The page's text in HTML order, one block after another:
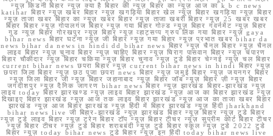
न्यूज़ किडनी बिहार न्यूज़ क्या है बिहार की न्यूज़ बिहार का न्यूज़ आज का k b c news
katihar बिहार न्यूज़ खबर बिहार न्यूज़ खगड़िया बिहार खेल न्यूज़ बिहार खगड़िया न्यूज़ बिहार
न्यूज़ ताजा खबर बिहार का न्यूज़ खबर बिहार न्यूज़ ताजा खबरी बिहार न्यूज़ 25 खबर खबर
बिहार बिहार न्यूज़ गोपालगंज बिहार न्यूज़ गया बिहार गोल्ड न्यूज़ बिहार गवर्नमेंट न्यूज़ बिहार
गुड न्यूज़ बिहार गोरखपुर न्यूज़ बिहार न्यूज़ व्हाट्सप्प ग्रुप लिंक गया बिहार न्यूज़ gaya
bihar news बिहार घटना न्यूज़ जी बिहार न्यूज़ गया बिहार न्यूज़ प्रभात खबर bihar da
news bihar da news in hindi dd bihar news बिहार न्यूज़ चैनल बिहार न्यूज़ चैनल
लाइव बिहार न्यूज़ चुनाव बिहार न्यूज़ चाहिए बिहार न्यूज़ चिराग पासवान बिहार न्यूज़ चंपारण
बिहार चौकीदार न्यूज़ बिहार चकिया न्यूज़ बिहार चुनाव न्यूज़ टुडे बिहार चेन्नई न्यूज़ चल बिहार
current bihar news छपरा बिहार न्यूज़ current bihar news in hindi बिहार न्यूज़
छपरा जिला बिहार न्यूज़ छठ पूजा छपरा news बिहार न्यूज़ जमुई बिहार न्यूज़ जयनगर बिहार
न्यूज़ जिला बिहार जी न्यूज़ बिहार जहानाबाद न्यूज़ बिहार जॉब न्यूज़ बिहार ज़ी न्यूज़ बिहार
जगदीशपुर न्यूज़ दैनिक जागरण bihar news बिहार न्यूज़ झारखंड बिहार-झारखंड न्यूज़
लाइव today बिहार झारखण्ड न्यूज़ लाइव बिहार झारखंड न्यूज़ आज का बिहार झारखंड न्यूज़
दिखाइए बिहार झारखंड न्यूज़ आज तक लाइव बिहार झारखंड न्यूज़ आज का ताजा खबर बिहार
झारखंड न्यूज़ आज बिहार झारखंड न्यूज़ हिंदी में बिहार झारखंड न्यूज़ हिंदी jharkhand
bihar news live जी बिहार-झारखंड न्यूज़ झारखंड बिहार न्यूज़ बिहार न्यूज़ टुडे बिहार
न्यूज़ टुडे लाइव बिहार न्यूज़ ट्रेन बिहार टॉप न्यूज़ बिहार टीचर न्यूज़ सुप्रीम कोर्ट बिहार टीचर
न्यूज़ बिहार टीचर न्यूज़ टुडे बिहार शराबबंदी न्यूज़ टुडे बिहार स्कूल न्यूज़ टुडे 2022 टुडे
बिहार न्यूज़ today bihar news टुडे बिहार न्यूज़ इन हिंदी today bihar news live